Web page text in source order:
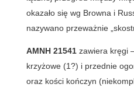
okazało się wg Browna i
nazywano przeważnie
AMNH 21541zawiera kręgi
krzyżowe (1?) i przednie
oraz kości kończyn